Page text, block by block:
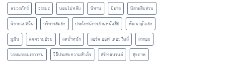
ดร.วรภัทร์
ธรรมะ นอนไม่หลับ นิทาน นิยาย
นิยายสืบสวน
นิยายแปลจีน
บริหารสมอง ประโยชน์การอ่านหนังสือ
พัฒนาตัวเอง
มูมิน
ลดความอ้วน ลดน้ำหนัก ลอร์ด ออฟ เดอะ ริงส์
ลากอม
วรรณกรรมเยาวชน
วิธีประสบความสำเร็จ สร้างแบรนด์
สุขภาพ